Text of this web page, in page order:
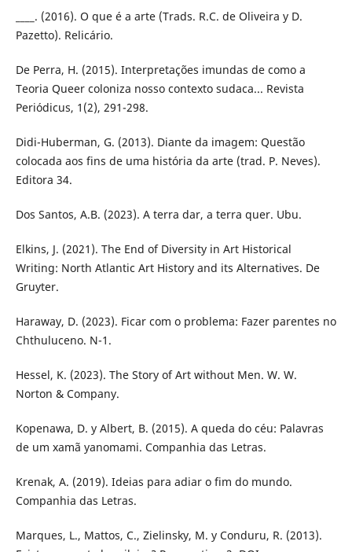
____. (2016). O que é a arte (Trads. R.C. de Oliveira y D.
Pazetto). Relicário.
De Perra, H. (2015). Interpretações imundas de como a
Teoria Queer coloniza nosso contexto sudaca... Revista
Periódicus, 1(2), 291-298.
Didi-Huberman, G. (2013). Diante da imagem: Questão
colocada aos fins de uma história da arte (trad. P. Neves).
Editora 34.
Dos Santos, A.B. (2023). A terra dar, a terra quer. Ubu.
Elkins, J. (2021). The End of Diversity in Art Historical
Writing: North Atlantic Art History and its Alternatives. De
Gruyter.
Haraway, D. (2023). Ficar com o problema: Fazer parentes no
Chthuluceno. N-1.
Hessel, K. (2023). The Story of Art without Men. W. W.
Norton & Company.
Kopenawa, D. y Albert, B. (2015). A queda do céu: Palavras
de um xamã yanomami. Companhia das Letras.
Krenak, A. (2019). Ideias para adiar o fim do mundo.
Companhia das Letras.
Marques, L., Mattos, C., Zielinsky, M. y Conduru, R. (2013).